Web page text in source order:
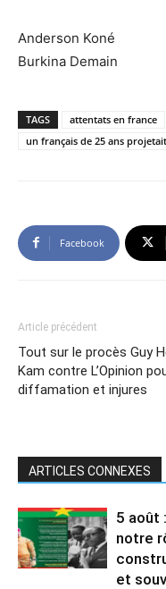
Anderson Koné
Burkina Demain
TAGS
attentats en france
un français de 25 ans
Facebook
Article précédent
Tout sur le procès Guy
Kam contre L’Opinion
diffamation et injures
ARTICLES CONNEXES
5 août
notre
et